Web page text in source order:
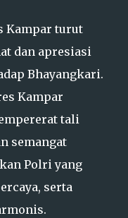
Kampar turut
dan apresiasi
Bhayangkari.
Kampar
tali
semangat
Polri yang
serta